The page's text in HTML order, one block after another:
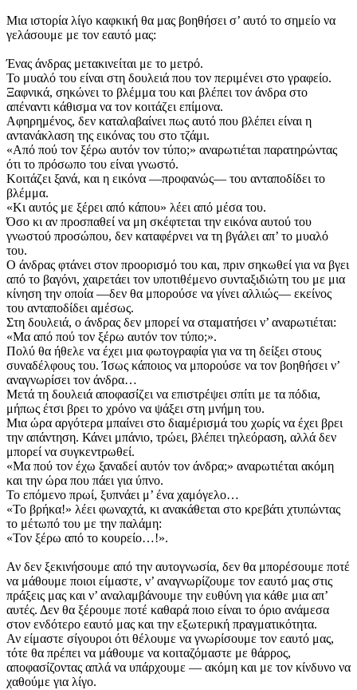
Μια ιστορία λίγο καφκική θα μας βοηθήσει σ’ αυτό το σημείο να
γελάσουμε με τον εαυτό μας:
Ένας άνδρας μετακινείται με το μετρό.
Το μυαλό του είναι στη δουλειά που τον περιμένει στο γραφείο.
Ξαφνικά, σηκώνει το βλέμμα του και βλέπει τον άνδρα στο
απέναντι κάθισμα να τον κοιτάζει επίμονα.
Αφηρημένος, δεν καταλαβαίνει πως αυτό που βλέπει είναι η
αντανάκλαση της εικόνας του στο τζάμι.
«Από πού τον ξέρω αυτόν τον τύπο;» αναρωτιέται παρατηρώντας
ότι το πρόσωπο του είναι γνωστό.
Κοιτάζει ξανά, και η εικόνα —προφανώς— του ανταποδίδει το
βλέμμα.
«Κι αυτός με ξέρει από κάπου» λέει από μέσα του.
Όσο κι αν προσπαθεί να μη σκέφτεται την εικόνα αυτού του
γνωστού προσώπου, δεν καταφέρνει να τη βγάλει απ’ το μυαλό
του.
Ο άνδρας φτάνει στον προορισμό του και, πριν σηκωθεί για να βγει
από το βαγόνι, χαιρετάει τον υποτιθέμενο συνταξιδιώτη του με μια
κίνηση την οποία —δεν θα μπορούσε να γίνει αλλιώς— εκείνος
του ανταποδίδει αμέσως.
Στη δουλειά, ο άνδρας δεν μπορεί να σταματήσει ν’ αναρωτιέται:
«Μα από πού τον ξέρω αυτόν τον τύπο;».
Πολύ θα ήθελε να έχει μια φωτογραφία για να τη δείξει στους
συναδέλφους του. Ίσως κάποιος να μπορούσε να τον βοηθήσει ν’
αναγνωρίσει τον άνδρα…
Μετά τη δουλειά αποφασίζει να επιστρέψει σπίτι με τα πόδια,
μήπως έτσι βρει το χρόνο να ψάξει στη μνήμη του.
Μια ώρα αργότερα μπαίνει στο διαμέρισμά του χωρίς να έχει βρει
την απάντηση. Κάνει μπάνιο, τρώει, βλέπει τηλεόραση, αλλά δεν
μπορεί να συγκεντρωθεί.
«Μα πού τον έχω ξαναδεί αυτόν τον άνδρα;» αναρωτιέται ακόμη
και την ώρα που πάει για ύπνο.
Το επόμενο πρωί, ξυπνάει μ’ ένα χαμόγελο…
«Το βρήκα!» λέει φωναχτά, κι ανακάθεται στο κρεβάτι χτυπώντας
το μέτωπό του με την παλάμη:
«Τον ξέρω από το κουρείο…!».
Αν δεν ξεκινήσουμε από την αυτογνωσία, δεν θα μπορέσουμε ποτέ
να μάθουμε ποιοι είμαστε, ν’ αναγνωρίζουμε τον εαυτό μας στις
πράξεις μας και ν’ αναλαμβάνουμε την ευθύνη για κάθε μια απ’
αυτές. Δεν θα ξέρουμε ποτέ καθαρά ποιο είναι το όριο ανάμεσα
στον ενδότερο εαυτό μας και την εξωτερική πραγματικότητα.
Αν είμαστε σίγουροι ότι θέλουμε να γνωρίσουμε τον εαυτό μας,
τότε θα πρέπει να μάθουμε να κοιταζόμαστε με θάρρος,
αποφασίζοντας απλά να υπάρχουμε — ακόμη και με τον κίνδυνο να
χαθούμε για λίγο.